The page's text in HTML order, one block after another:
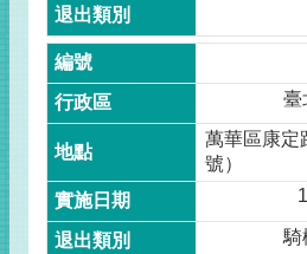
臺
萬華區康定
號）
騎